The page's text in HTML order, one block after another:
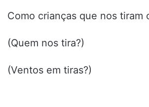
Como crianças que nos tiram
(Quem nos tira?)
(Ventos em tiras?)